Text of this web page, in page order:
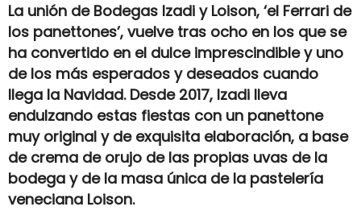
La unión de Bodegas Izadi y Loison, ‘el Ferrari de
los panettones’, vuelve tras ocho en los que se
ha convertido en el dulce imprescindible y uno
de los más esperados y deseados cuando
llega la Navidad. Desde 2017, Izadi lleva
endulzando estas fiestas con un panettone
muy original y de exquisita elaboración, a base
de crema de orujo de las propias uvas de la
bodega y de la masa única de la pastelería
veneciana Loison.